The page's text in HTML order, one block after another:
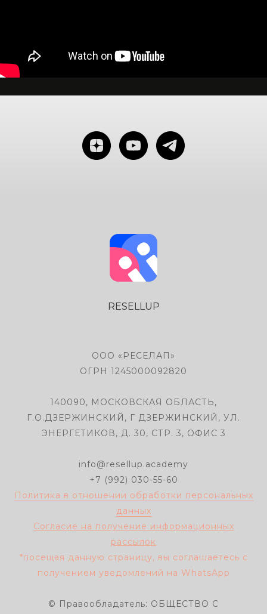
RESELLUP
ООО «РЕСЕЛАП»
ОГРН 1245000092820
140090, МОСКОВСКАЯ ОБЛАСТЬ,
Г.О.ДЗЕРЖИНСКИЙ, Г ДЗЕРЖИНСКИЙ, УЛ.
ЭНЕРГЕТИКОВ, Д. 30, СТР. 3, ОФИС 3
info@resellup.academy
+7 (992) 030-55-60
Политика в отношении обработки персональных
данных
Согласие на получение информационных
рассылок
*посещая данную страницу, вы соглашаетесь с
получением уведомлений на WhatsApp
© Правообладатель: ОБЩЕСТВО С